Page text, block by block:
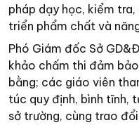
pháp dạy học, kiểm
triển phẩm chất và
Phó Giám đốc Sở
khảo chấm thi đảm
bằng; các giáo viên
túc quy định, bình tĩnh,
sở trường, cùng trao